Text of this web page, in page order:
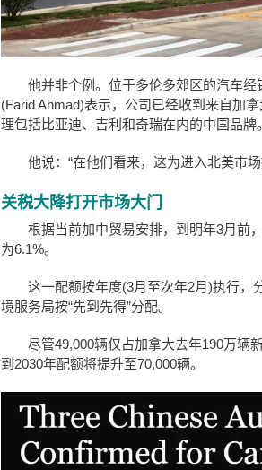
他并非个例。位于多伦多郊区的汽车
(Farid Ahmad)表示，公司已经收到来自加
理包括比亚迪、吉利和奇瑞在内的中国品牌。
他说：“在他们看来，这为进入北美市
关税大降打开市场大门
根据当前加中贸易安排，到明年3月前
为6.1%。
这一配额按年度(3月至次年2月)执行，
境服务局按“先到先得”分配。
尽管49,000辆仅占加拿大去年190万辆
到2030年配额将提升至70,000辆。